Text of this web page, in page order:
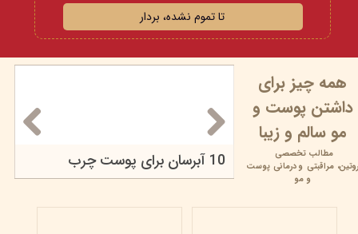
تا تموم نشده، بردار
10 آبرسان برای پوست چرب پوست مرغی یا کراتوز پیلاریس | علت، علائم، درمان و...
همه چیز برای
داشتن پوست و
مو سالم و زیبا
مطالب تخصصی
روتین،مراقبتی ودرمانی پوست
و مو